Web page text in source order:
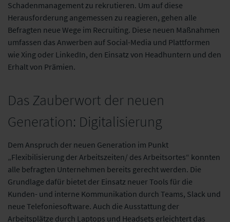
Schadenmanagement zu rekrutieren. Um auf diese
Herausforderung angemessen zu reagieren, gehen alle
Befragten neue Wege im Recruiting. Diese neuen Maßnahmen
umfassen das Anwerben auf Social-Media und Plattformen
wie Xing oder LinkedIn, den Einsatz von Headhuntern und den
Erhalt von Prämien.
Das Zauberwort der neuen
Generation: Digitalisierung
Dem Anspruch der neuen Generation im Punkt
„Flexibilisierung der Arbeitszeiten/ des Arbeitsortes“ konnten
alle befragten Unternehmen bereits gerecht werden. Die
Grundlage dafür bietet der Einsatz neuer Tools für die
Kunden- und interne Kommunikation durch Teams, Slack und
neue Telefoniesoftware. Auch die Ausstattung der
Arbeitsplätze durch Laptops und Headsets erleichtert das